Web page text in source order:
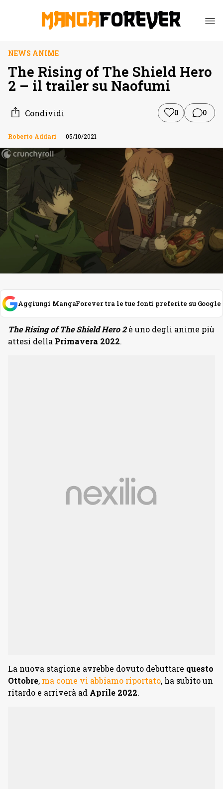
NEWS ANIME
The Rising of The Shield Hero
2 – il trailer su Naofumi
Condividi 0 0
Roberto Addari 05/10/2021
Aggiungi MangaForever tra le tue fonti preferite su Google
The Rising of The Shield Hero 2è uno degli anime più
attesi della Primavera 2022.
La nuova stagione avrebbe dovuto debuttare questo
Ottobre, ma come vi abbiamo riportato, ha subito un
ritardo e arriverà ad Aprile 2022.